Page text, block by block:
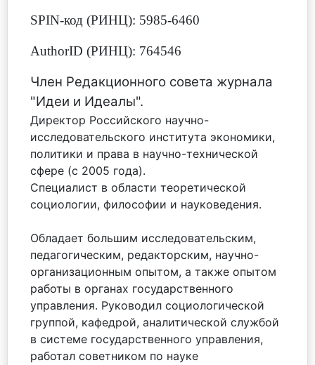
SPIN-код (РИНЦ): 5985-6460
AuthorID (РИНЦ): 764546
Член Редакционного совета журнала
"Идеи и Идеалы".
Директор Российского научно-
исследовательского института экономики,
политики и права в научно-технической
сфере (с 2005 года).
Специалист в области теоретической
социологии, философии и науковедения.
Обладает большим исследовательским,
педагогическим, редакторским, научно-
организационным опытом, а также опытом
работы в органах государственного
управления. Руководил социологической
группой, кафедрой, аналитической службой
в системе государственного управления,
работал советником по науке